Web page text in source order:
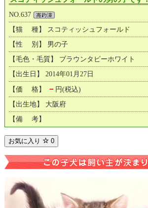
NO.637
【猫 種】 スコティッシュフォールド
【性 別】 男の子
【毛色・毛質】 ブラウンタビーホワイト
【出生日】 2014年01月27日
【価 格】 － 円(税込)
【出生地】 大阪府
【備 考】
お気に入り 0